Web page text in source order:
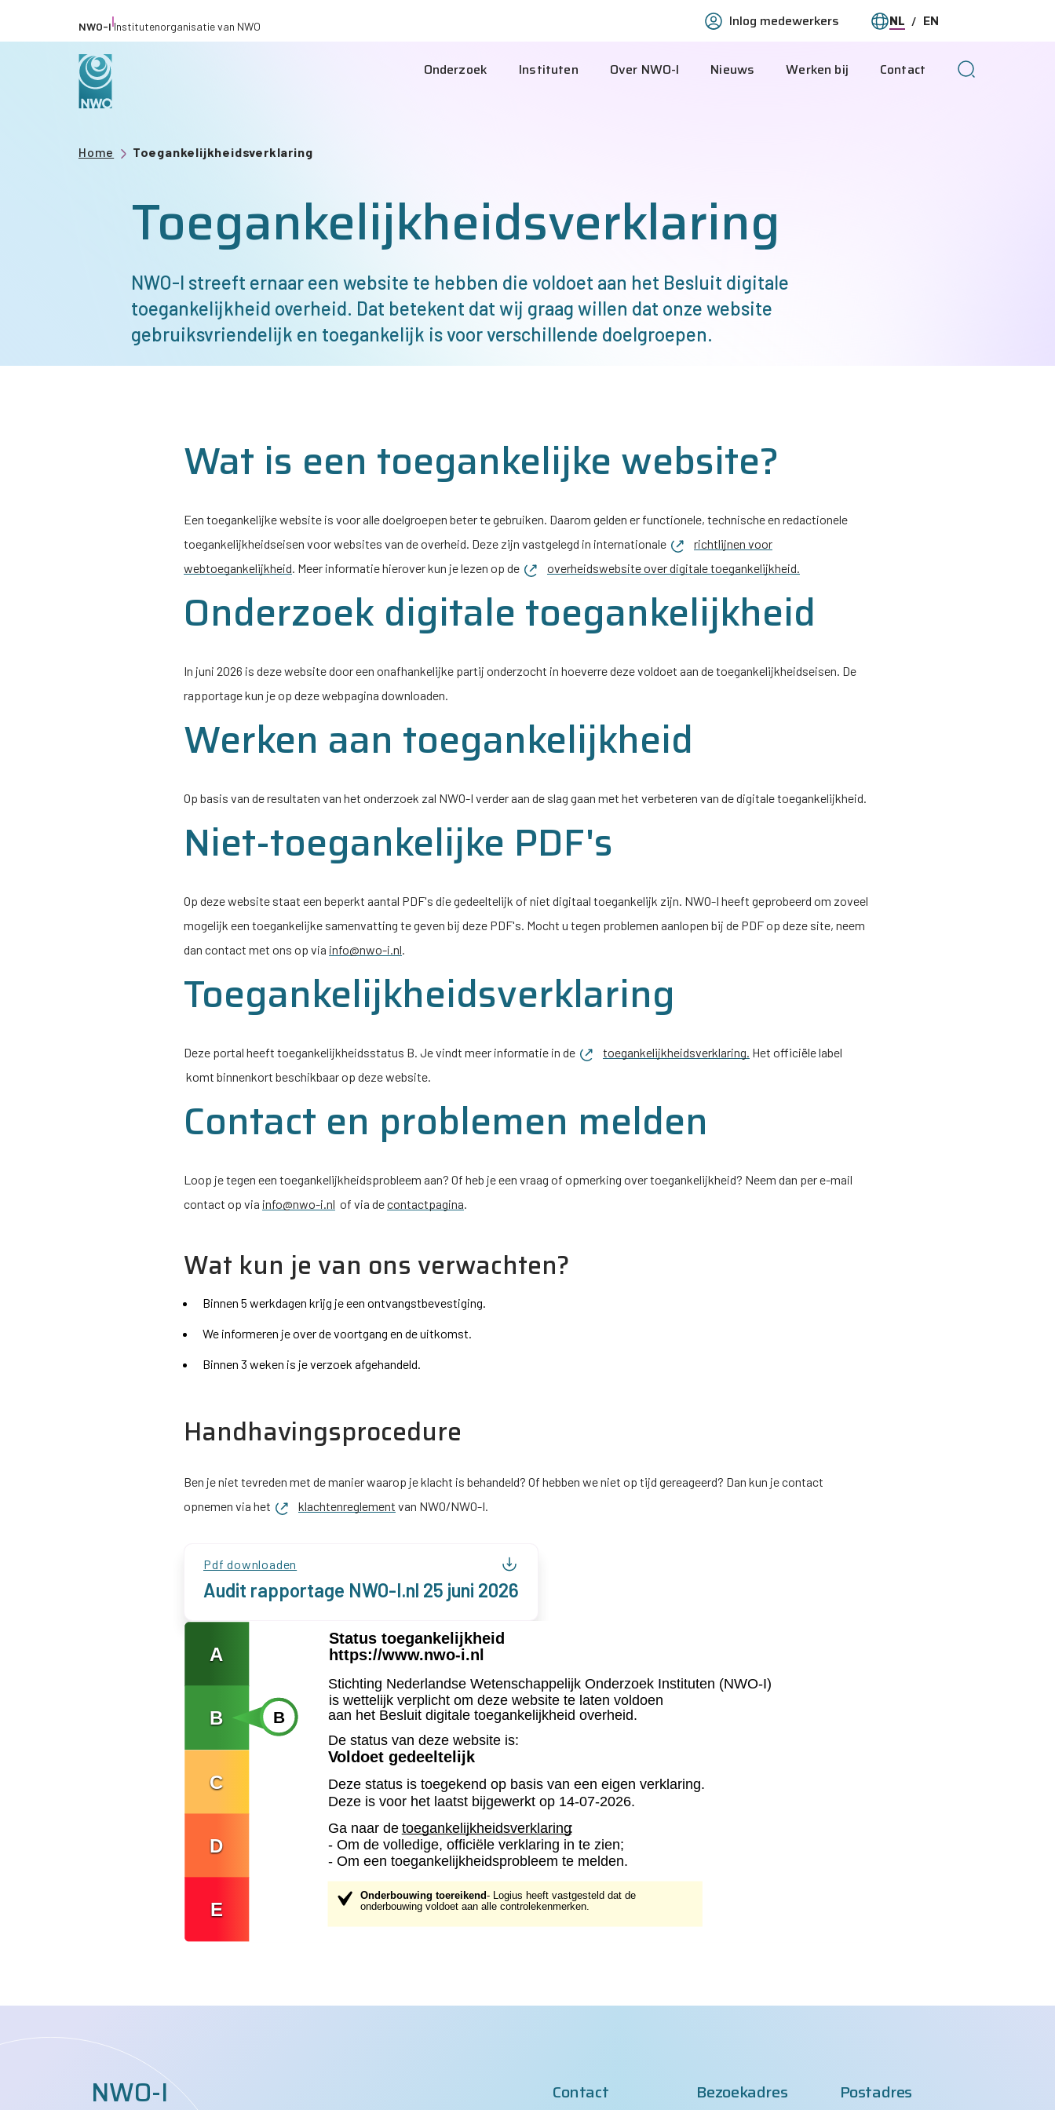
en
NWO-I|Institutenorganisatie van NWO
NWO-
Intranet
Inlog medewerkers
Taal
NL
Deze
EN
Hoofdnavigatie
Onderzoek Instituten Over NWO-I Nieuws Werken bij Contact
Kruimelpad
Home Toegankelijkheidsverklaring
Toegankelijkheidsverklaring
NWO-I streeft ernaar een website te hebben die voldoet aan het Besluit digitale
toegankelijkheid overheid. Dat betekent dat wij graag willen dat onze website
gebruiksvriendelijk en toegankelijk is voor verschillende doelgroepen.
Wat is een toegankelijke website?
Een toegankelijke website is voor alle doelgroepen beter te gebruiken. Daarom gelden er functionele, technische en redactionele
toegankelijkheidseisen voor websites van de overheid. Deze zijn vastgelegd in internationale
richtlijnen voor
webtoegankelijkheid. Meer informatie hierover kun je lezen op de overheidswebsite over digitale toegankelijkheid.
Onderzoek digitale toegankelijkheid
In juni 2026 is deze website door een onafhankelijke partij onderzocht in hoeverre deze voldoet aan de toegankelijkheidseisen. De
rapportage kun je op deze webpagina downloaden.
Werken aan toegankelijkheid
Op basis van de resultaten van het onderzoek zal NWO-I verder aan de slag gaan met het verbeteren van de digitale toegankelijkheid.
Niet-toegankelijke PDF's
Op deze website staat een beperkt aantal PDF's die gedeeltelijk of niet digitaal toegankelijk zijn. NWO-I heeft geprobeerd om zoveel
mogelijk een toegankelijke samenvatting te geven bij deze PDF's. Mocht u tegen problemen aanlopen bij de PDF op deze site, neem
dan contact met ons op via info@nwo-i.nl.
Toegankelijkheidsverklaring
Deze portal heeft toegankelijkheidsstatus B. Je vindt meer informatie in de toegankelijkheidsverklaring. Het officiële label
komt binnenkort beschikbaar op deze website.
Contact en problemen melden
Loop je tegen een toegankelijkheidsprobleem aan? Of heb je een vraag of opmerking over toegankelijkheid? Neem dan per e-mail
contact op via info@nwo-i.nl of via decontactpagina.
Wat kun je van ons verwachten?
Binnen 5 werkdagen krijg je een ontvangstbevestiging.
We informeren je over de voortgang en de uitkomst.
Binnen 3 weken is je verzoek afgehandeld.
Handhavingsprocedure
Ben je niet tevreden met de manier waarop je klacht is behandeld? Of hebben we niet op tijd gereageerd? Dan kun je contact
opnemen via het
klachtenreglement van NWO/NWO-I.
Audit rapportage NWO-I.nl 25 juni 2026
NWO-I Contact Bezoekadres Postadres